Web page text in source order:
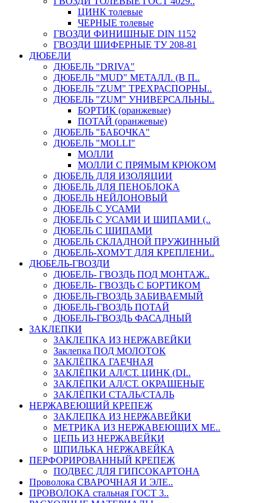
ЦИНК толевые
ЧЕРНЫЕ толевые
ГВОЗДИ ФИНИШНЫЕ DIN 1152
ГВОЗДИ ШИФЕРНЫЕ ТУ 208-81
ДЮБЕЛИ
ДЮБЕЛЬ "DRIVA"
ДЮБЕЛЬ "MUD" МЕТАЛЛ. (В П..
ДЮБЕЛЬ "ZUM" ТРЕХРАСПОРНЫ..
ДЮБЕЛЬ "ZUM" УНИВЕРСАЛЬНЫ..
БОРТИК (оранжевые)
ПОТАЙ (оранжевые)
ДЮБЕЛЬ "БАБОЧКА"
ДЮБЕЛЬ "МOLLI"
МОЛЛИ
МОЛЛИ С ПРЯМЫМ КРЮКОМ
ДЮБЕЛЬ ДЛЯ ИЗОЛЯЦИИ
ДЮБЕЛЬ ДЛЯ ПЕНОБЛОКА
ДЮБЕЛЬ НЕЙЛОНОВЫЙ
ДЮБЕЛЬ С УСАМИ
ДЮБЕЛЬ С УСАМИ И ШИПАМИ (..
ДЮБЕЛЬ С ШИПАМИ
ДЮБЕЛЬ СКЛАДНОЙ ПРУЖИННЫЙ
ДЮБЕЛЬ-ХОМУТ ДЛЯ КРЕПЛЕНИ..
ДЮБЕЛЬ-ГВОЗДИ
ДЮБЕЛЬ- ГВОЗДЬ ПОД МОНТАЖ..
ДЮБЕЛЬ- ГВОЗДЬ С БОРТИКОМ
ДЮБЕЛЬ-ГВОЗДЬ ЗАБИВАЕМЫЙ
ДЮБЕЛЬ-ГВОЗДЬ ПОТАЙ
ДЮБЕЛЬ-ГВОЗДЬ ФАСАДНЫЙ
ЗАКЛЕПКИ
ЗАКЛЕПКА ИЗ НЕРЖАВЕЙКИ
Заклепка ПОД МОЛОТОК
ЗАКЛЁПКА ГАЕЧНАЯ
ЗАКЛЁПКИ АЛ/СТ. ЦИНК (DI..
ЗАКЛЁПКИ АЛ/СТ. ОКРАШЕНЫЕ
ЗАКЛЁПКИ СТАЛЬ/СТАЛЬ
НЕРЖАВЕЮЩИЙ КРЕПЕЖ
ЗАКЛЕПКА ИЗ НЕРЖАВЕЙКИ
МЕТРИКА ИЗ НЕРЖАВЕЮЩИХ МЕ..
ЦЕПЬ ИЗ НЕРЖАВЕЙКИ
ШПИЛЬКА НЕРЖАВЕЙКА
ПЕРФОРИРОВАННЫЙ КРЕПЕЖ
ПОДВЕС ДЛЯ ГИПСОКАРТОНА
Проволока СВАРОЧНАЯ И ЭЛЕ..
ПРОВОЛОКА стальная ГОСТ 3..